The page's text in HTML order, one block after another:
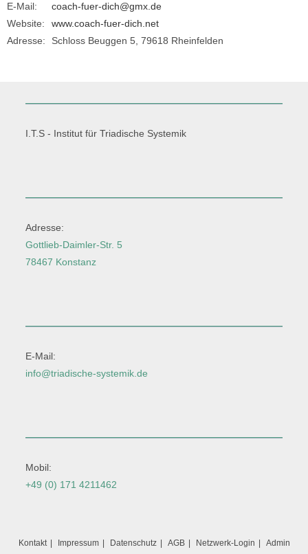
E-Mail:
coach-fuer-dich@gmx.de
Website:
www.coach-fuer-dich.net
Adresse:
Schloss Beuggen 5, 79618 Rheinfelden
I.T.S - Institut für Triadische Systemik
Adresse:
Gottlieb-Daimler-Str. 5
78467 Konstanz
E-Mail:
info@triadische-systemik.de
Mobil:
+49 (0) 171 4211462
Kontakt Impressum Datenschutz AGB Netzwerk-Login Admin